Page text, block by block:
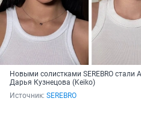
Новыми солистками SEREBRO стали
Дарья Кузнецова (Keiko)
Источник: SEREBRO